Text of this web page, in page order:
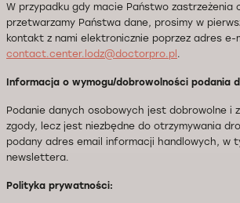
W przypadku gdy macie Państwo zastrzeżenia
przetwarzamy Państwa dane, prosimy w
kontakt z nami elektronicznie poprzez adres e-
contact.center.lodz@doctorpro.pl .
Informacja o wymogu/dobrowolności podania
Podanie danych osobowych jest dobrowolne i
zgody, lecz jest niezbędne do otrzymywania
podany adres email informacji handlowych, w
newslettera.
Polityka prywatności: